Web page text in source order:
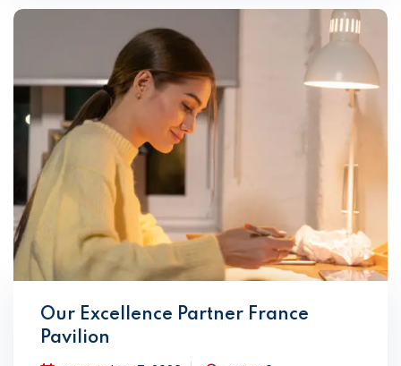
Our Excellence Partner France
Pavilion